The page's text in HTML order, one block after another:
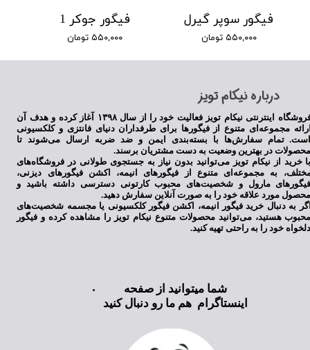
فیگور جوکر 1
۵۵۰,۰۰۰ تومان
فیگور سوپر گیرل
۵۵۰,۰۰۰ تومان
​درباره نیکام تویز
فروشگاه اینترنتی نیکام تویز فعالیت خود را از سال ۱۳۹۸ آغاز کرده و هدف آن
مجموعه‌ای متنوع از فیگورها برای طرفداران دنیای فانتزی و کلکسیونی
تمام سفارش‌ها با بسته‌بندی ایمن و ضد ضربه ارسال می‌شوند تا
در بهترین وضعیت به دست مشتریان برسند.
خرید از نیکام تویز می‌توانید بدون نیاز به جستجوی طولانی در فروشگاه‌های
به مجموعه‌ای متنوع از فیگورهای انیمه، اکشن فیگورهای دیزنی،
مارول و شخصیت‌های محبوب کارتونی دسترسی داشته باشید و
مورد علاقه خود را به صورت آنلاین سفارش دهید.
به دنبال خرید فیگور انیمه، اکشن فیگور کلکسیونی یا مجسمه شخصیت‌های
هستید، می‌توانید محصولات متنوع نیکام تویز را مشاهده کرده و فیگور
خود را به راحتی تهیه کنید.
شما میتوانید از صفحه
اینستاگرام هم ما رو دنبال کنید